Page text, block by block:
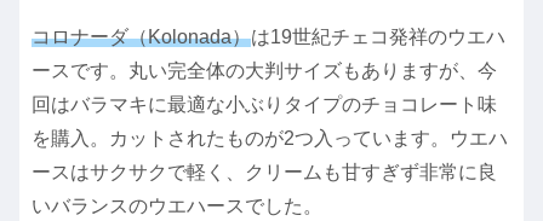
コロナーダ（Kolonada）は19世紀チェコ発祥のウエハ
ースです。丸い完全体の大判サイズもありますが、今
回はバラマキに最適な小ぶりタイプのチョコレート味
を購入。カットされたものが2つ入っています。ウエハ
ースはサクサクで軽く、クリームも甘すぎず非常に良
いバランスのウエハースでした。